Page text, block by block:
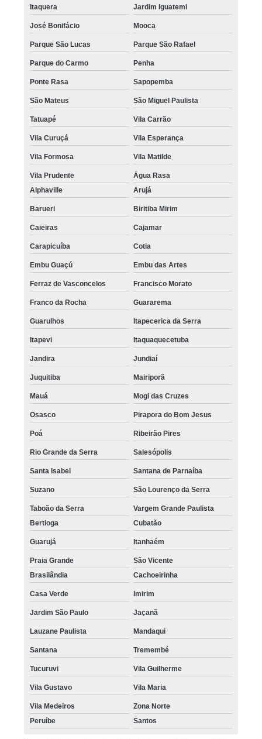
Itaquera Jardim Iguatemi
José Bonifácio Mooca
Parque São Lucas Parque São Rafael
Parque do Carmo Penha
Ponte Rasa Sapopemba
São Mateus São Miguel Paulista
Tatuapé Vila Carrão
Vila Curuçá Vila Esperança
Vila Formosa Vila Matilde
Vila Prudente
Água Rasa
Alphaville
Arujá
Barueri Biritiba Mirim
Caieiras Cajamar
Carapicuíba Cotia
Embu Guaçú Embu das Artes
Ferraz de Vasconcelos Francisco Morato
Franco da Rocha Guararema
Guarulhos Itapecerica da Serra
Itapevi Itaquaquecetuba
Jandira Jundiaí
Juquitiba Mairiporã
Mauá Mogi das Cruzes
Osasco Pirapora do Bom Jesus
Poá Ribeirão Pires
Rio Grande da Serra Salesópolis
Santa Isabel Santana de Parnaíba
Suzano São Lourenço da Serra
Taboão da Serra
Vargem Grande Paulista
Bertioga
Cubatão
Guarujá Itanhaém
Praia Grande
São Vicente
Brasilândia
Cachoeirinha
Casa Verde Imirim
Jardim São Paulo Jaçanã
Lauzane Paulista Mandaqui
Santana Tremembé
Tucuruvi Vila Guilherme
Vila Gustavo Vila Maria
Vila Medeiros
Zona Norte
Peruíbe
Santos